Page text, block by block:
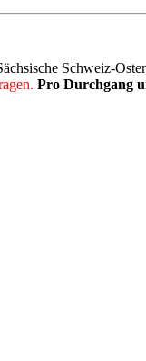
Schweiz-
Pro Durchgang